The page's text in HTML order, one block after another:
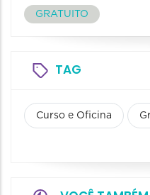
GRATUITO
TAG
Curso e Oficina